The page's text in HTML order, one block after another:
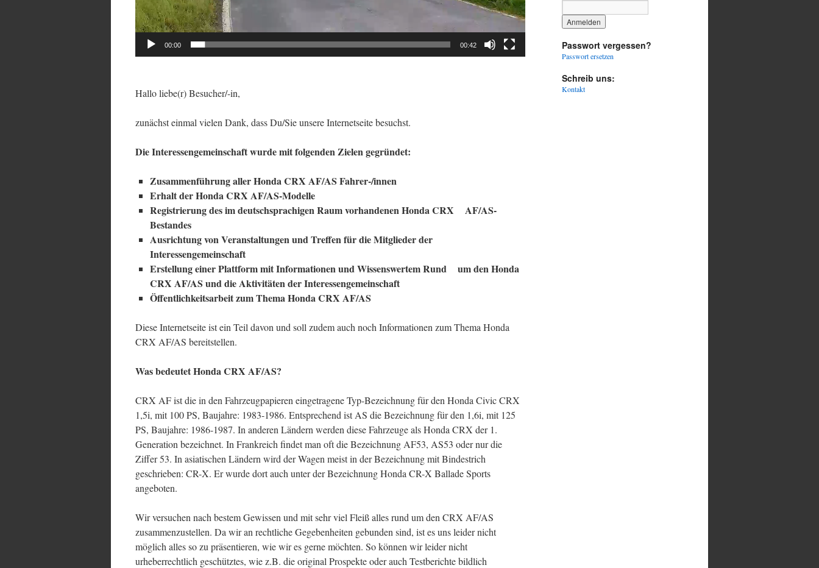
00:00 00:42
Hallo liebe(r) Besucher/-in,
zunächst einmal vielen Dank, dass Du/Sie unsere Internetseite besuchst.
Die Interessengemeinschaft wurde mit folgenden Zielen gegründet:
Zusammenführung aller Honda CRX AF/AS Fahrer-/innen
Erhalt der Honda CRX AF/AS-Modelle
Registrierung des im deutschsprachigen Raum vorhandenen Honda CRX AF/AS-
Bestandes
Ausrichtung von Veranstaltungen und Treffen für die Mitglieder der
Interessengemeinschaft
Erstellung einer Plattform mit Informationen und Wissenswertem Rund um den Honda
CRX AF/AS und die Aktivitäten der Interessengemeinschaft
Öffentlichkeitsarbeit zum Thema Honda CRX AF/AS
Diese Internetseite ist ein Teil davon und soll zudem auch noch Informationen zum Thema Honda
CRX AF/AS bereitstellen.
Was bedeutet Honda CRX AF/AS?
CRX AF ist die in den Fahrzeugpapieren eingetragene Typ-Bezeichnung für den Honda Civic CRX
1,5i, mit 100 PS, Baujahre: 1983-1986. Entsprechend ist AS die Bezeichnung für den 1,6i, mit 125
PS, Baujahre: 1986-1987. In anderen Ländern werden diese Fahrzeuge als Honda CRX der 1.
Generation bezeichnet. In Frankreich findet man oft die Bezeichnung AF53, AS53 oder nur die
Ziffer 53. In asiatischen Ländern wird der Wagen meist in der Bezeichnung mit Bindestrich
geschrieben: CR-X. Er wurde dort auch unter der Bezeichnung Honda CR-X Ballade Sports
angeboten.
Wir versuchen nach bestem Gewissen und mit sehr viel Fleiß alles rund um den CRX AF/AS
zusammenzustellen. Da wir an rechtliche Gegebenheiten gebunden sind, ist es uns leider nicht
möglich alles so zu präsentieren, wie wir es gerne möchten. So können wir leider nicht
urheberrechtlich geschütztes, wie z.B. die original Prospekte oder auch Testberichte bildlich
Passwort vergessen?
Passwort ersetzen
Schreib uns:
Kontakt